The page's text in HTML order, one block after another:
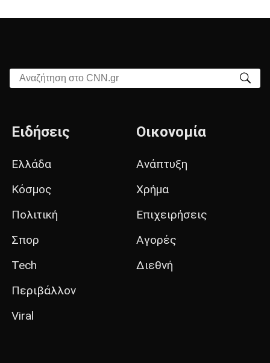
Αναζήτηση στο CNN.gr
Ειδήσεις
Ελλάδα
Κόσμος
Πολιτική
Σπορ
Tech
Περιβάλλον
Viral
Οικονομία
Ανάπτυξη
Χρήμα
Επιχειρήσεις
Αγορές
Διεθνή